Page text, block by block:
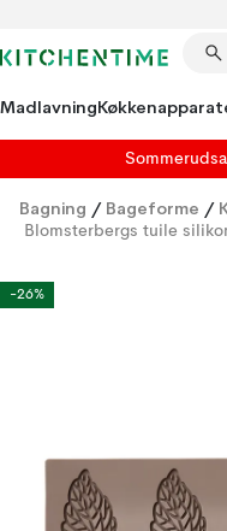
Madlavning
S
Bagning / Bageforme /
Blomsterbergs tuile
-26%